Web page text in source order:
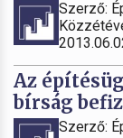
Szerző:
Az
bírság
Szerző: